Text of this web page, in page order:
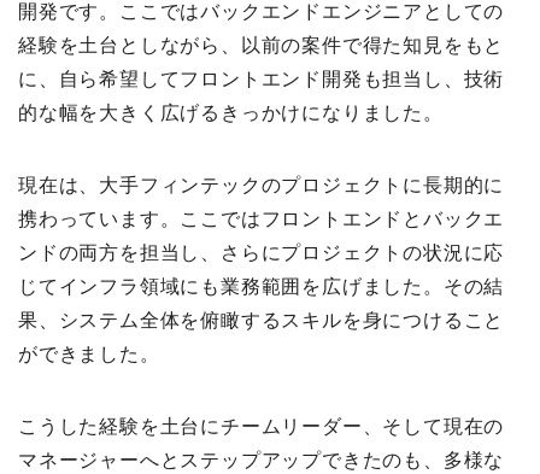
開発です。ここではバックエンドエンジニアとしての
経験を土台としながら、以前の案件で得た知見をもと
に、自ら希望してフロントエンド開発も担当し、技術
的な幅を大きく広げるきっかけになりました。
現在は、大手フィンテックのプロジェクトに長期的に
携わっています。ここではフロントエンドとバックエ
ンドの両方を担当し、さらにプロジェクトの状況に応
じてインフラ領域にも業務範囲を広げました。その結
果、システム全体を俯瞰するスキルを身につけること
ができました。
こうした経験を土台にチームリーダー、そして現在の
マネージャーへとステップアップできたのも、多様な